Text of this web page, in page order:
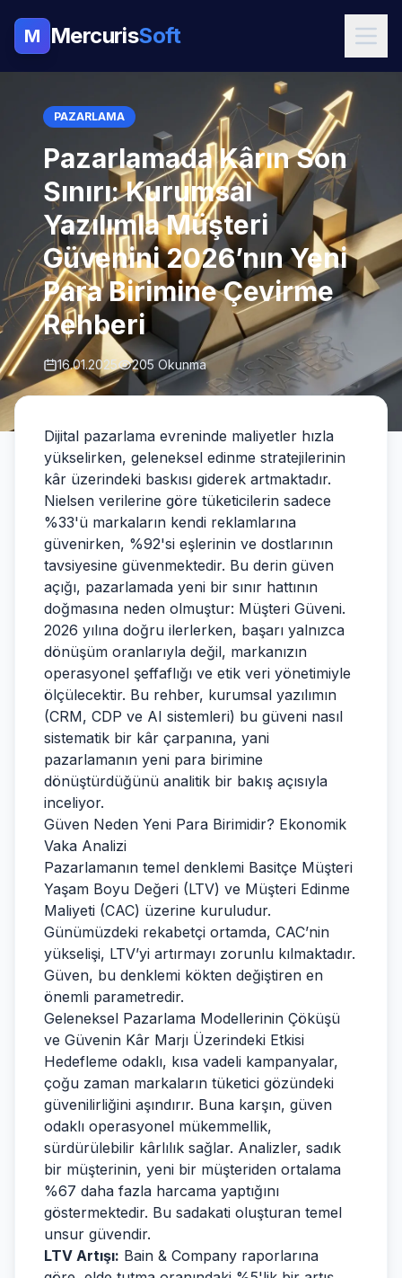
M MercurisSoft
PAZARLAMA
Pazarlamada Kârın Son
Sınırı: Kurumsal
Yazılımla Müşteri
Güvenini 2026’nın Yeni
Para Birimine Çevirme
Rehberi
16.01.2025 205 Okunma
Dijital pazarlama evreninde maliyetler hızla
yükselirken, geleneksel edinme stratejilerinin
kâr üzerindeki baskısı giderek artmaktadır.
Nielsen verilerine göre tüketicilerin sadece
%33'ü markaların kendi reklamlarına
güvenirken, %92'si eşlerinin ve dostlarının
tavsiyesine güvenmektedir. Bu derin güven
açığı, pazarlamada yeni bir sınır hattının
doğmasına neden olmuştur: Müşteri Güveni.
2026 yılına doğru ilerlerken, başarı yalnızca
dönüşüm oranlarıyla değil, markanızın
operasyonel şeffaflığı ve etik veri yönetimiyle
ölçülecektir. Bu rehber, kurumsal yazılımın
(CRM, CDP ve AI sistemleri) bu güveni nasıl
sistematik bir kâr çarpanına, yani
pazarlamanın yeni para birimine
dönüştürdüğünü analitik bir bakış açısıyla
inceliyor.
Güven Neden Yeni Para Birimidir? Ekonomik
Vaka Analizi
Pazarlamanın temel denklemi Basitçe Müşteri
Yaşam Boyu Değeri (LTV) ve Müşteri Edinme
Maliyeti (CAC) üzerine kuruludur.
Günümüzdeki rekabetçi ortamda, CAC’nin
yükselişi, LTV’yi artırmayı zorunlu kılmaktadır.
Güven, bu denklemi kökten değiştiren en
önemli parametredir.
Geleneksel Pazarlama Modellerinin Çöküşü
ve Güvenin Kâr Marjı Üzerindeki Etkisi
Hedefleme odaklı, kısa vadeli kampanyalar,
çoğu zaman markaların tüketici gözündeki
güvenilirliğini aşındırır. Buna karşın, güven
odaklı operasyonel mükemmellik,
sürdürülebilir kârlılık sağlar. Analizler, sadık
bir müşterinin, yeni bir müşteriden ortalama
%67 daha fazla harcama yaptığını
göstermektedir. Bu sadakati oluşturan temel
unsur güvendir.
LTV Artışı: Bain & Company raporlarına